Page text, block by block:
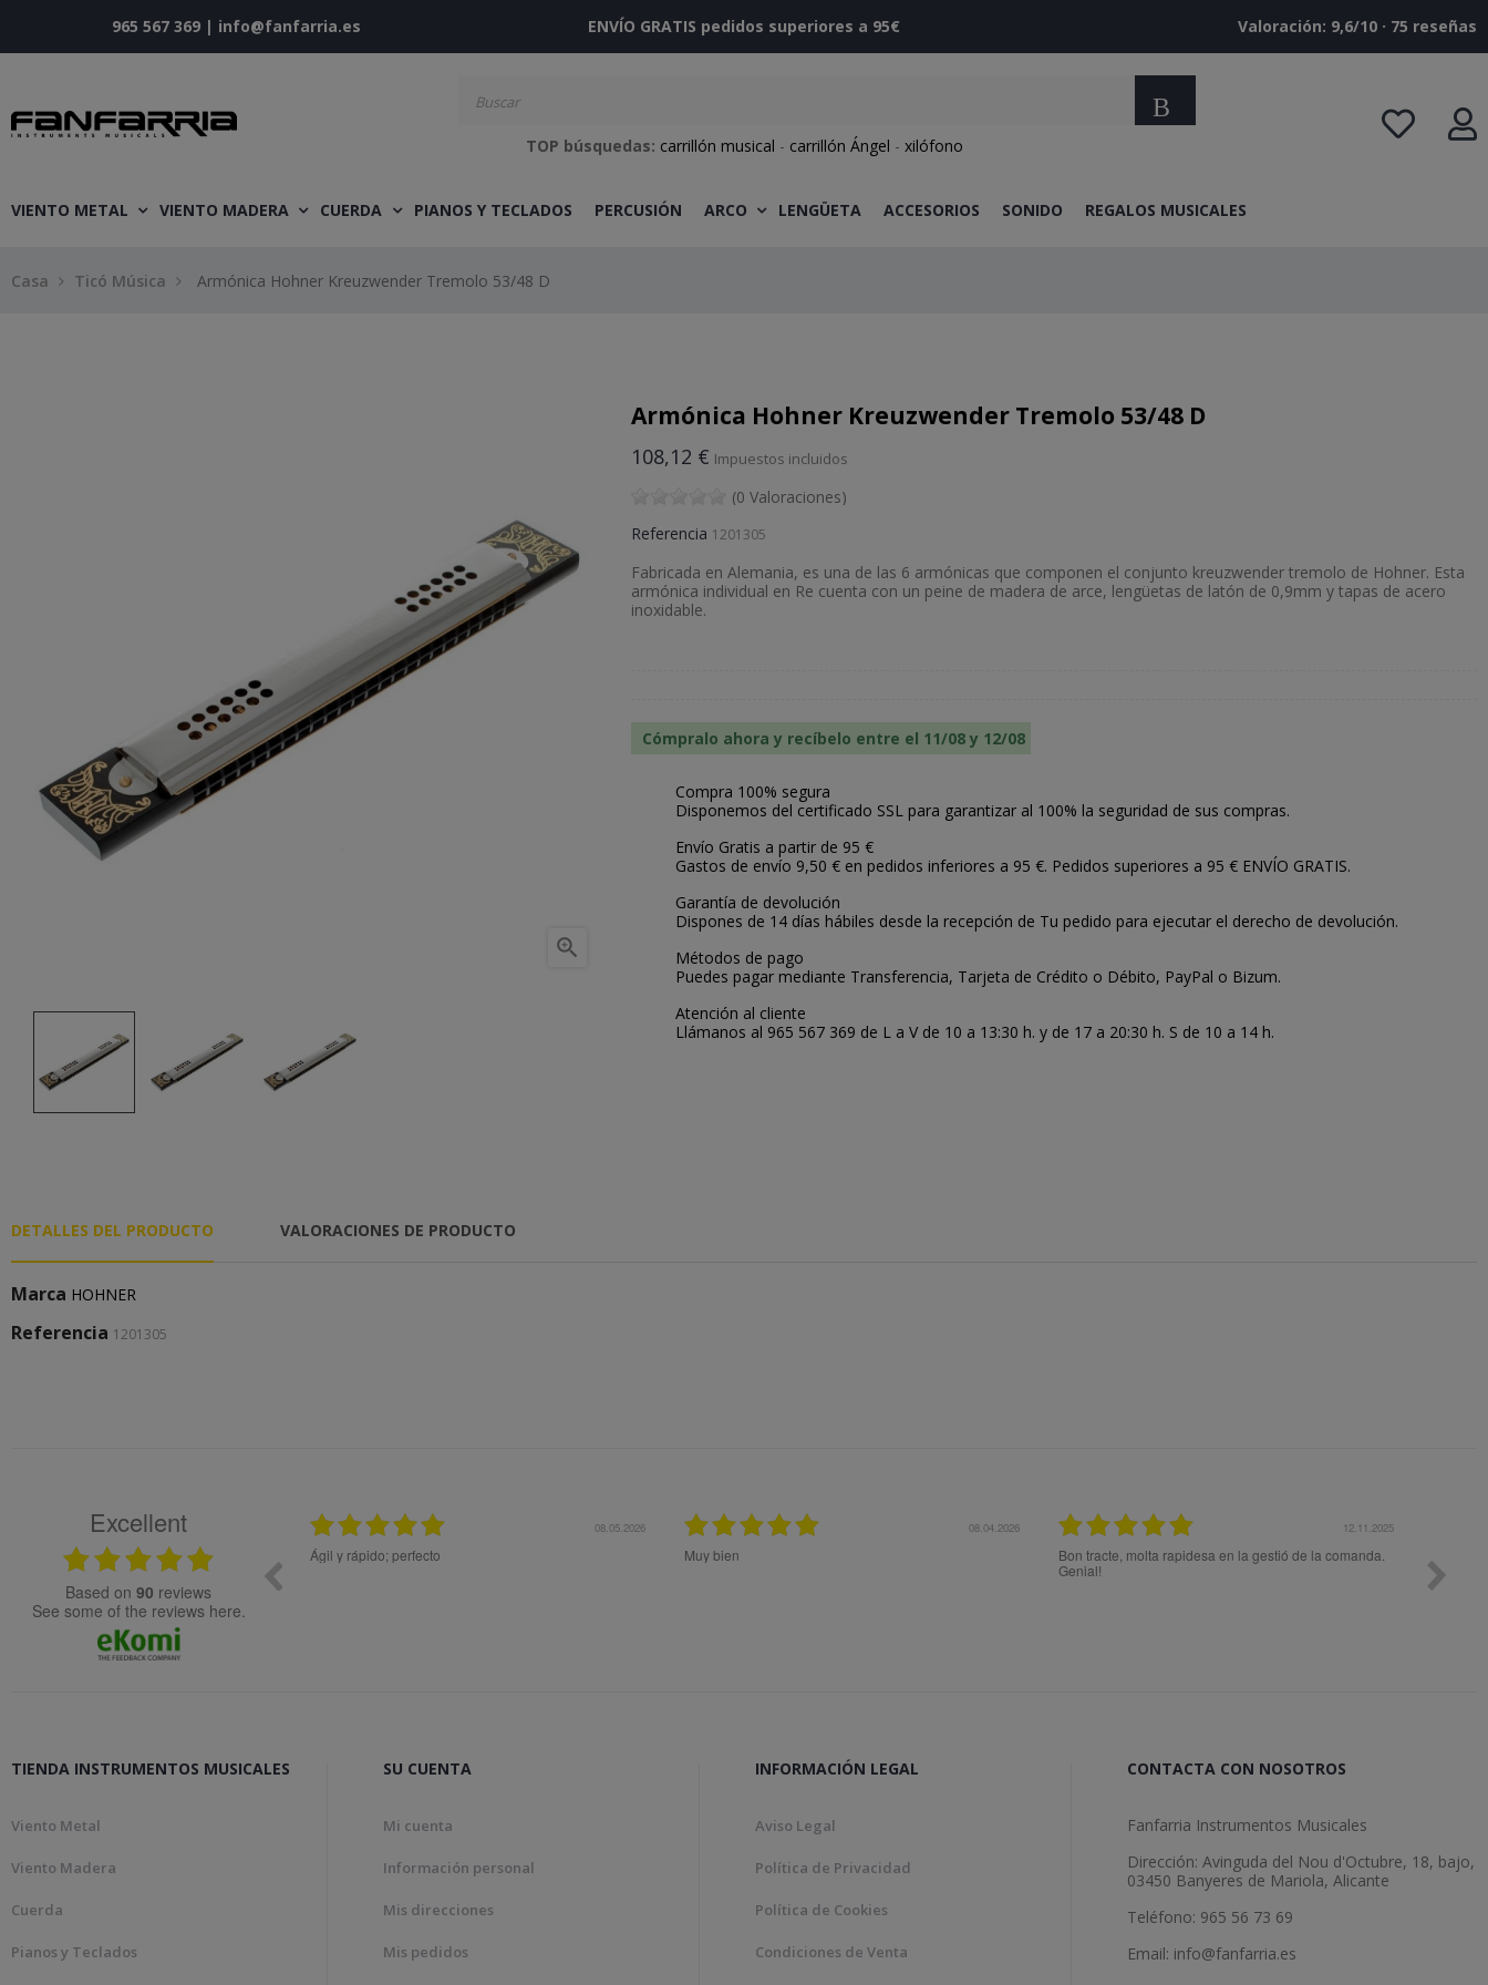
965 567 369 | info@fanfarria.es ENVÍO GRATIS pedidos superiores a 95€ Valoración: 9,6/10 · ‎75 reseñas
Buscar
TOP búsquedas: carrillón musical - carrillón Ángel - xilófono
VIENTO METAL VIENTO MADERA CUERDA PIANOS Y TECLADOS PERCUSIÓN ARCO LENGÜETA ACCESORIOS SONIDO REGALOS MUSICALES
Casa Ticó Música Armónica Hohner Kreuzwender Tremolo 53/48 D

Armónica Hohner Kreuzwender Tremolo 53/48 D
108,12 € Impuestos incluidos
(0 Valoraciones)
Referencia 1201305
Fabricada en Alemania, es una de las 6 armónicas que componen el conjunto kreuzwender tremolo de Hohner. Esta
armónica individual en Re cuenta con un peine de madera de arce, lengüetas de latón de 0,9mm y tapas de acero
inoxidable.
Cómpralo ahora y recíbelo entre el 11/08 y 12/08
Compra 100% segura
Disponemos del certificado SSL para garantizar al 100% la seguridad de sus compras.
Envío Gratis a partir de 95 €
Gastos de envío 9,50 € en pedidos inferiores a 95 €. Pedidos superiores a 95 € ENVÍO GRATIS.
Garantía de devolución
Dispones de 14 días hábiles desde la recepción de Tu pedido para ejecutar el derecho de devolución.
Métodos de pago
Puedes pagar mediante Transferencia, Tarjeta de Crédito o Débito, PayPal o Bizum.
Atención al cliente
Llámanos al 965 567 369 de L a V de 10 a 13:30 h. y de 17 a 20:30 h. S de 10 a 14 h.
DETALLES DEL PRODUCTO VALORACIONES DE PRODUCTO
Marca HOHNER
Referencia 1201305
Excellent
based on 90 reviews
see some of the reviews here.
molta rapidesa en la gestió de la comanda.
27.10.2025
Todo ok
27.10.2025
Me aconsejaron muy bien previo a la compra para elegir
14.10.2025
Muy contento, la fecha de entrega del pedido se retrasó
un día por la alerta roja de lluvias en la Comunidad
TIENDA INSTRUMENTOS MUSICALES
Viento Metal
Viento Madera
Cuerda
Pianos y Teclados
SU CUENTA
Mi cuenta
Información personal
Mis direcciones
Mis pedidos
INFORMACIÓN LEGAL
Aviso Legal
Política de Privacidad
Política de Cookies
Condiciones de Venta
CONTACTA CON NOSOTROS
Fanfarria Instrumentos Musicales
Dirección: Avinguda del Nou d'Octubre, 18, bajo,
03450 Banyeres de Mariola, Alicante
Teléfono: 965 56 73 69
Email: info@fanfarria.es